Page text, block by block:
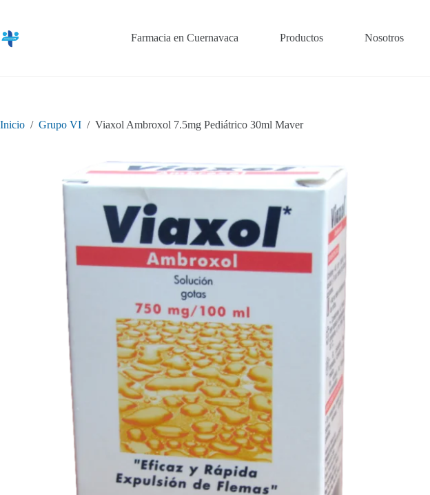
contenido
Farmacia en Cuernavaca Productos Nosotros
Inicio / Grupo VI / Viaxol Ambroxol 7.5mg Pediátrico 30ml Maver